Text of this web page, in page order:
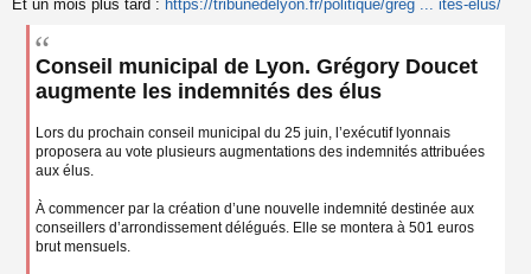
Et un mois plus tard : https://tribunedelyon.fr/politique/greg ... ites-elus/
Conseil municipal de Lyon. Grégory Doucet
augmente les indemnités des élus
Lors du prochain conseil municipal du 25 juin, l’exécutif lyonnais
proposera au vote plusieurs augmentations des indemnités attribuées
aux élus.
À commencer par la création d’une nouvelle indemnité destinée aux
conseillers d’arrondissement délégués. Elle se montera à 501 euros
brut mensuels.